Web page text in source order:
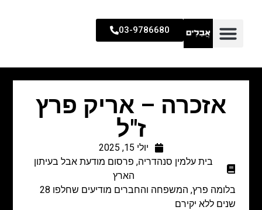
03-9786680
אזכרה – אריק פרץ
ז"ל
יולי 15, 2025
בית עלמין סנהדריה, פרסום מודעת אבל בעיתון
הארץ
בלומה פרץ, המשפחה והחברים מודיעים שחלפו 28
שנים ללא יקירם